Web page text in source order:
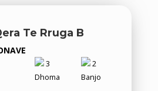
Te Rruga B
3
Dhoma
2
Banjo